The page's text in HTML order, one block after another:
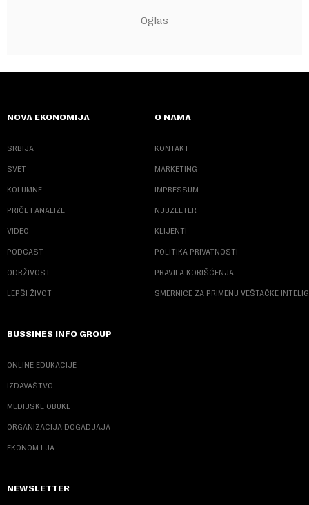
NOVA EKONOMIJA
SRBIJA
SVET
KOLUMNE
PRIČE I ANALIZE
VIDEO
PODCAST
ODRŽIVOST
LEPŠI ŽIVOT
O NAMA
KONTAKT
MARKETING
IMPRESSUM
NJUZLETER
KLIJENTI
POLITIKA PRIVATNOSTI
PRAVILA KORIŠĆENJA
SMERNICE ZA PRIMENU VEŠTAČKE
BUSSINES INFO GROUP
ONLINE EDUKACIJE
IZDAVAŠTVO
MEDIJSKE OBUKE
ORGANIZACIJA DOGADJAJA
EKONOM I JA
NEWSLETTER